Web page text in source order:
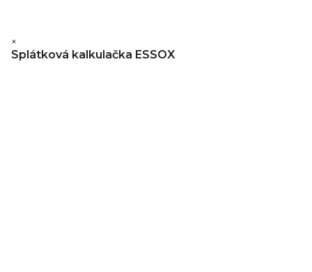
×
Splátková kalkulačka ESSOX